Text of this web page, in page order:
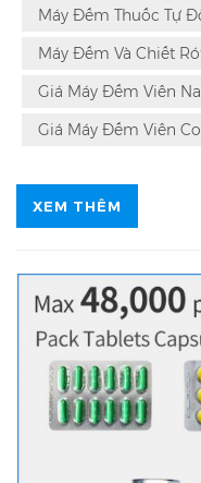
Máy Đếm Thuốc Tự
Máy Đếm Và Chiết
Giá Máy Đếm Viên
Giá Máy Đếm Viên
XEM THÊM